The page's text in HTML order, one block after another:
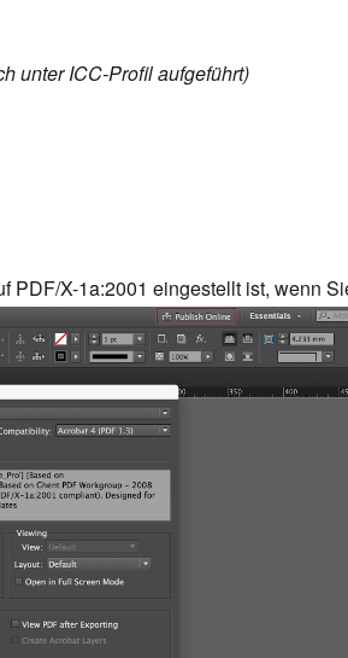
unter ICC-Profil aufgeführt)
X-1a:2001 eingestellt ist, wenn